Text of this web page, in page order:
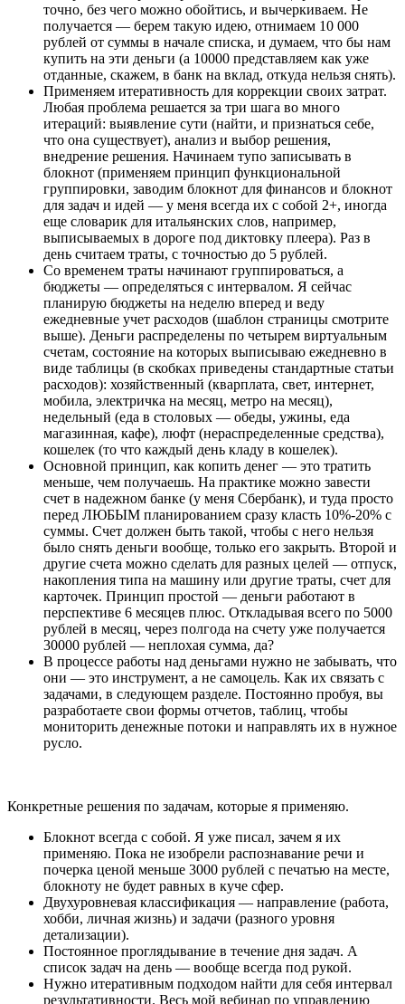
точно, без чего можно обойтись, и вычеркиваем. Не
получается — берем такую идею, отнимаем 10 000
рублей от суммы в начале списка, и думаем, что бы нам
купить на эти деньги (а 10000 представляем как уже
отданные, скажем, в банк на вклад, откуда нельзя снять).
Применяем итеративность для коррекции своих затрат.
Любая проблема решается за три шага во много
итераций: выявление сути (найти, и признаться себе,
что она существует), анализ и выбор решения,
внедрение решения. Начинаем тупо записывать в
блокнот (применяем принцип функциональной
группировки, заводим блокнот для финансов и блокнот
для задач и идей — у меня всегда их с собой 2+, иногда
еще словарик для итальянских слов, например,
выписываемых в дороге под диктовку плеера). Раз в
день считаем траты, с точностью до 5 рублей.
Со временем траты начинают группироваться, а
бюджеты — определяться с интервалом. Я сейчас
планирую бюджеты на неделю вперед и веду
ежедневные учет расходов (шаблон страницы смотрите
выше). Деньги распределены по четырем виртуальным
счетам, состояние на которых выписываю ежедневно в
виде таблицы (в скобках приведены стандартные статьи
расходов): хозяйственный (кварплата, свет, интернет,
мобила, электричка на месяц, метро на месяц),
недельный (еда в столовых — обеды, ужины, еда
магазинная, кафе), люфт (нераспределенные средства),
кошелек (то что каждый день кладу в кошелек).
Основной принцип, как копить денег — это тратить
меньше, чем получаешь. На практике можно завести
счет в надежном банке (у меня Сбербанк), и туда просто
перед ЛЮБЫМ планированием сразу класть 10%-20% с
суммы. Счет должен быть такой, чтобы с него нельзя
было снять деньги вообще, только его закрыть. Второй и
другие счета можно сделать для разных целей — отпуск,
накопления типа на машину или другие траты, счет для
карточек. Принцип простой — деньги работают в
перспективе 6 месяцев плюс. Откладывая всего по 5000
рублей в месяц, через полгода на счету уже получается
30000 рублей — неплохая сумма, да?
В процессе работы над деньгами нужно не забывать, что
они — это инструмент, а не самоцель. Как их связать с
задачами, в следующем разделе. Постоянно пробуя, вы
разработаете свои формы отчетов, таблиц, чтобы
мониторить денежные потоки и направлять их в нужное
русло.
Конкретные решения по задачам, которые я применяю.
Блокнот всегда с собой. Я уже писал, зачем я их
применяю. Пока не изобрели распознавание речи и
почерка ценой меньше 3000 рублей с печатью на месте,
блокноту не будет равных в куче сфер.
Двухуровневая классификация — направление (работа,
хобби, личная жизнь) и задачи (разного уровня
детализации).
Постоянное проглядывание в течение дня задач. А
список задач на день — вообще всегда под рукой.
Нужно итеративным подходом найти для себя интервал
результативности. Весь мой вебинар по управлению